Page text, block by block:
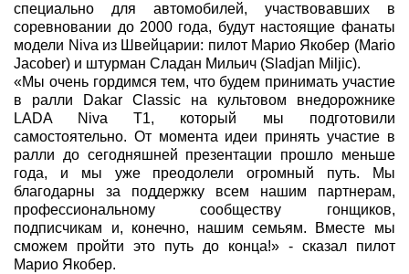
специально для автомобилей, участвовавших в
соревновании до 2000 года, будут настоящие фанаты
модели Niva из Швейцарии: пилот Марио Якобер (Mario
Jacober) и штурман Сладан Мильич (Sladjan Miljic).
«Мы очень гордимся тем, что будем принимать участие
в ралли Dakar Classic на культовом внедорожнике
LADA Niva T1, который мы подготовили
самостоятельно. От момента идеи принять участие в
ралли до сегодняшней презентации прошло меньше
года, и мы уже преодолели огромный путь. Мы
благодарны за поддержку всем нашим партнерам,
профессиональному сообществу гонщиков,
подписчикам и, конечно, нашим семьям. Вместе мы
сможем пройти это путь до конца!» - сказал пилот
Марио Якобер.